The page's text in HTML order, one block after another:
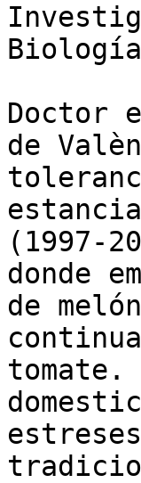
Doctor
de
(1997-
donde
de